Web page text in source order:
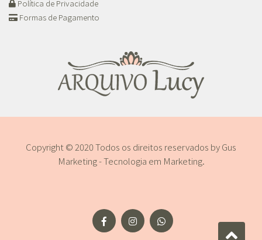
Política de Privacidade
Formas de Pagamento
Copyright © 2020 Todos os direitos reservados byGus
Marketing - Tecnologia em Marketing.